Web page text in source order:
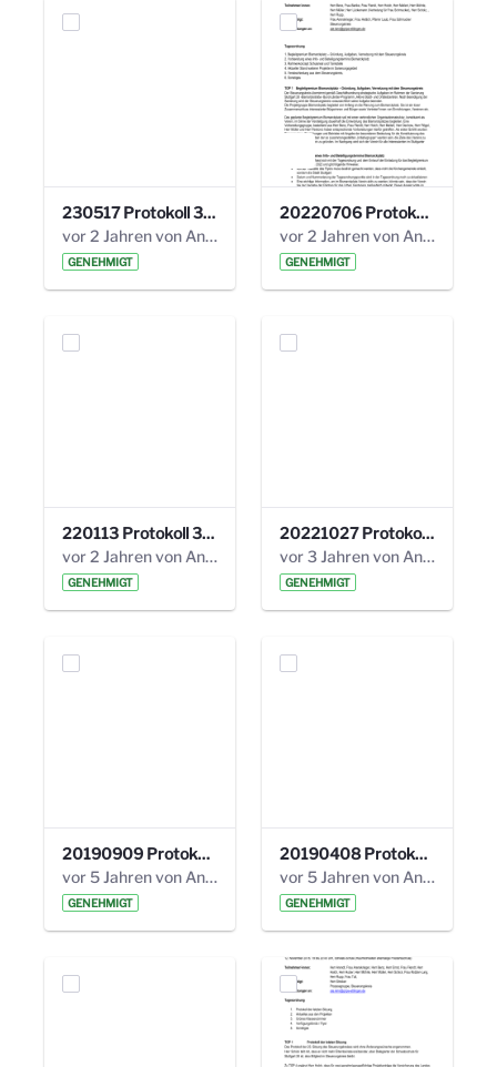
230517 Protokoll 35. Steuerungskreis.pdf
vor 2 Jahren von Anni Schlumberger
GENEHMIGT
20220706 Protokoll 33. Steuerungskreis.pdf
vor 2 Jahren von Anni Schlumberger
GENEHMIGT
220113 Protokoll 32. Steuerungskreis.pdf
vor 2 Jahren von Anni Schlumberger
GENEHMIGT
20221027 Protokoll 34. Steuerungskreis.pdf
vor 3 Jahren von Anni Schlumberger
GENEHMIGT
20190909 Protokoll 27. Steuerungskreis.pdf
vor 5 Jahren von Anni Schlumberger
GENEHMIGT
20190408 Protokoll 26. Steuerungskreis.pdf
vor 5 Jahren von Anni Schlumberger
GENEHMIGT